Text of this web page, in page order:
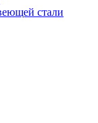
стали